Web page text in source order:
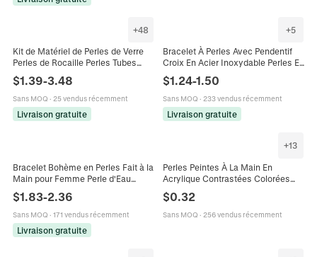
+48
Kit de Matériel de Perles de Verre
Perles de Rocaille Perles Tubes
Pour Fabrication de Bijoux Bracelet
Collier DIY Ensemble de Perles de
Verre Colorées Artisanales
$1.39-3.48
Sans MOQ · 25 vendus récemment
Livraison gratuite
+5
Bracelet À Perles Avec Pendentif
Croix En Acier Inoxydable Perles En
Résine Colorées Bijoux Religieux
Minimalistes Pour Femmes
$1.24-1.50
Sans MOQ · 233 vendus récemment
Livraison gratuite
Bracelet Bohème en Perles Fait à la
Main pour Femme Perle d'Eau
Colorées Réglable Bijoux
$1.83-2.36
Sans MOQ · 171 vendus récemment
Livraison gratuite
+13
Perles Peintes À La Main En
Acrylique Contrastées Colorées
Motifs Pour Bracelet Collier Chaîne
De Téléphone
$0.32
Sans MOQ · 256 vendus récemment